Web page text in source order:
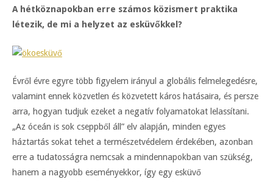
A hétköznapokban erre számos közismert praktika
létezik, de mi a helyzet az esküvőkkel?
Évről évre egyre több figyelem irányul a globális felmelegedésre,
valamint ennek közvetlen és közvetett káros hatásaira, és persze
arra, hogyan tudjuk ezeket a negatív folyamatokat lelassítani.
„Az óceán is sok cseppből áll” elv alapján, minden egyes
háztartás sokat tehet a természetvédelem érdekében, azonban
erre a tudatosságra nemcsak a mindennapokban van szükség,
hanem a nagyobb eseményekkor, így egy esküvő